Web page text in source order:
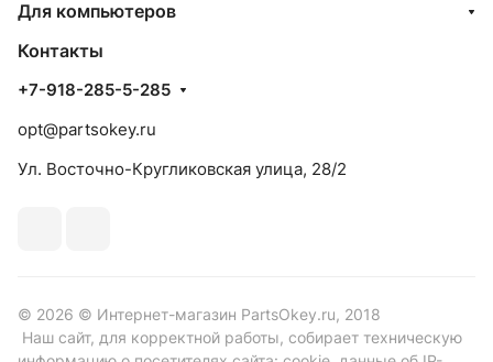
Для компьютеров
Контакты
+7-918-285-5-285
opt@partsokey.ru
Ул. Восточно-Кругликовская улица, 28/2
© 2026 © Интернет-магазин PartsOkey.ru, 2018
Наш сайт, для корректной работы, собирает техническую